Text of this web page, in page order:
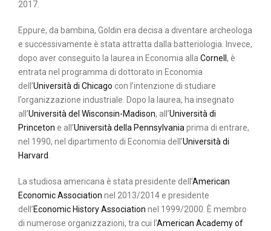
2017.
Eppure, da bambina, Goldin era decisa a diventare archeologa
e successivamente è stata attratta dalla batteriologia. Invece,
dopo aver conseguito la laurea in Economia alla Cornell , è
entrata nel programma di dottorato in Economia
dell’Università di Chicago con l’intenzione di studiare
l’organizzazione industriale. Dopo la laurea, ha insegnato
all’Università del Wisconsin-Madison, all’Università di
Princeton e all’Università della Pennsylvania prima di entrare,
nel 1990, nel dipartimento di Economia dell’Università di
Harvard
La studiosa americana è stata presidente dell’American
Economic Association nel 2013/2014 e presidente
dell’Economic History Association nel 1999/2000. È membro
di numerose organizzazioni, tra cui l’American Academy of